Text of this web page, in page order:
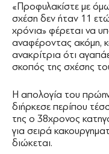
«Προφυλακίστε με
σχέση δεν ήταν 11
χρόνια» φέρεται να
αναφέροντας ακόμη,
ανακρίτρια ότι
σκοπός της σχέσης
Η απολογία του
διήρκεσε περίπου
της ο 38χρονος
για σειρά
διώκεται.